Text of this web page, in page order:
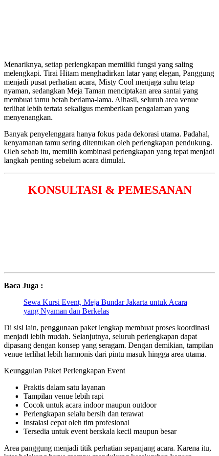
Menariknya, setiap perlengkapan memiliki fungsi yang saling
melengkapi. Tirai Hitam menghadirkan latar yang elegan, Panggung
menjadi pusat perhatian acara, Misty Cool menjaga suhu tetap
nyaman, sedangkan Meja Taman menciptakan area santai yang
membuat tamu betah berlama-lama. Alhasil, seluruh area venue
terlihat lebih tertata sekaligus memberikan pengalaman yang
menyenangkan.
Banyak penyelenggara hanya fokus pada dekorasi utama. Padahal,
kenyamanan tamu sering ditentukan oleh perlengkapan pendukung.
Oleh sebab itu, memilih kombinasi perlengkapan yang tepat menjadi
langkah penting sebelum acara dimulai.
KONSULTASI & PEMESANAN
Baca Juga :
Sewa Kursi Event, Meja Bundar Jakarta untuk Acara
yang Nyaman dan Berkelas
Di sisi lain, penggunaan paket lengkap membuat proses koordinasi
menjadi lebih mudah. Selanjutnya, seluruh perlengkapan dapat
dipasang dengan konsep yang seragam. Dengan demikian, tampilan
venue terlihat lebih harmonis dari pintu masuk hingga area utama.
Keunggulan Paket Perlengkapan Event
Praktis dalam satu layanan
Tampilan venue lebih rapi
Cocok untuk acara indoor maupun outdoor
Perlengkapan selalu bersih dan terawat
Instalasi cepat oleh tim profesional
Tersedia untuk event berskala kecil maupun besar
Area panggung menjadi titik perhatian sepanjang acara. Karena itu,